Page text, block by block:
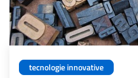
tecnologie innovative